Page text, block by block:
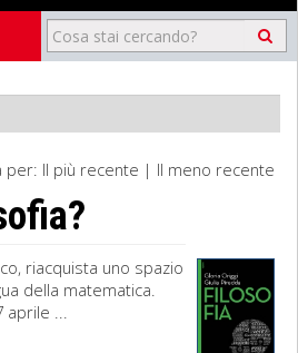
per: Il più recente | Il meno recente
riacquista uno spazio
della matematica.
aprile ...